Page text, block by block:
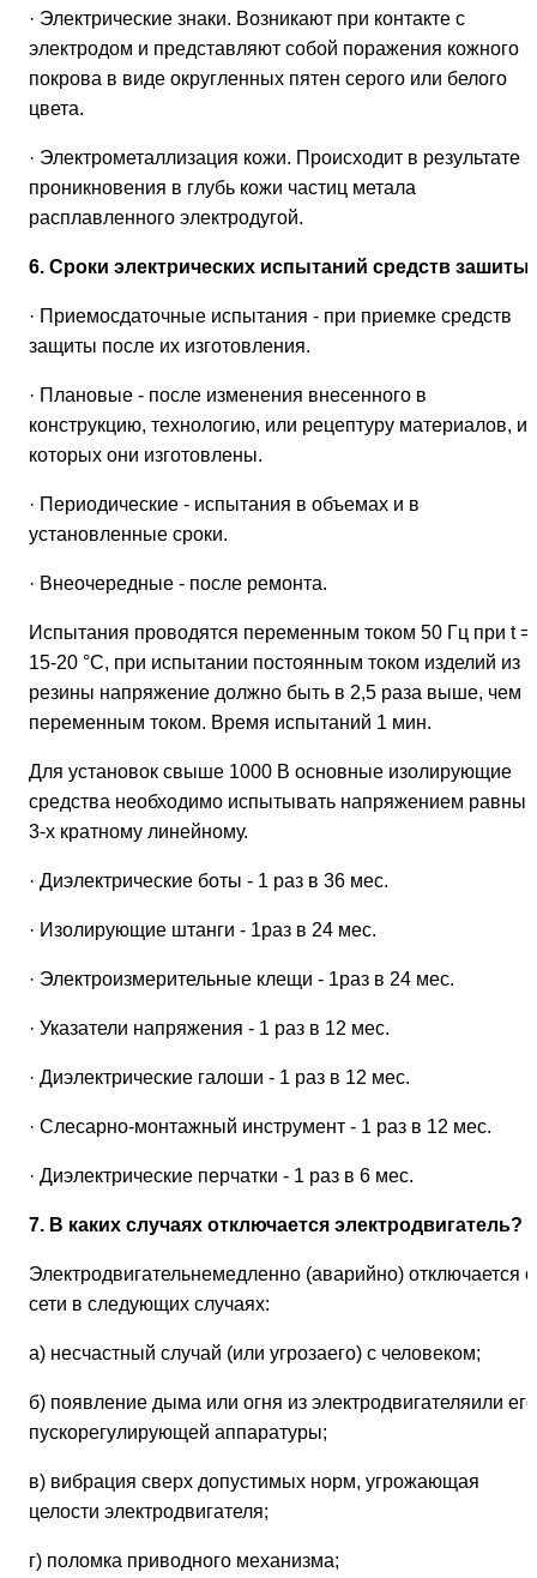
· Электрические знаки. Возникают при контакте с
электродом и представляют собой поражения кожного
покрова в виде округленных пятен серого или белого
цвета.
· Электрометаллизация кожи. Происходит в результате
проникновения в глубь кожи частиц метала
расплавленного электродугой.
6. Сроки электрических испытаний средств
· Приемосдаточные испытания - при приемке средств
защиты после их изготовления.
· Плановые - после изменения внесенного в
конструкцию, технологию, или рецептуру материалов, из
которых они изготовлены.
· Периодические - испытания в объемах и в
установленные сроки.
· Внеочередные - после ремонта.
Испытания проводятся переменным током 50 Гц при t =
15-20 °С, при испытании постоянным током изделий из
резины напряжение должно быть в 2,5 раза выше, чем
переменным током. Время испытаний 1 мин.
Для установок свыше 1000 В основные изолирующие
средства необходимо испытывать напряжением
3-х кратному линейному.
· Диэлектрические боты - 1 раз в 36 мес.
· Изолирующие штанги - 1раз в 24 мес.
· Электроизмерительные клещи - 1раз в 24 мес.
· Указатели напряжения - 1 раз в 12 мес.
· Диэлектрические галоши - 1 раз в 12 мес.
· Слесарно-монтажный инструмент - 1 раз в 12 мес.
· Диэлектрические перчатки - 1 раз в 6 мес.
7. В каких случаях отключается электродвигатель?
Электродвигательнемедленно (аварийно) отключается
сети в следующих случаях:
а) несчастный случай (или угрозаего) с человеком;
б) появление дыма или огня из электродвигателяили его
пускорегулирующей аппаратуры;
в) вибрация сверх допустимых норм, угрожающая
целости электродвигателя;
г) поломка приводного механизма;